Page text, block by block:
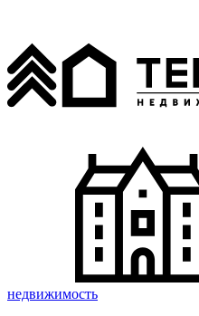
недвижимость